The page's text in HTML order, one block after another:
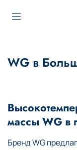
WG в
массы WG в
Бренд WG